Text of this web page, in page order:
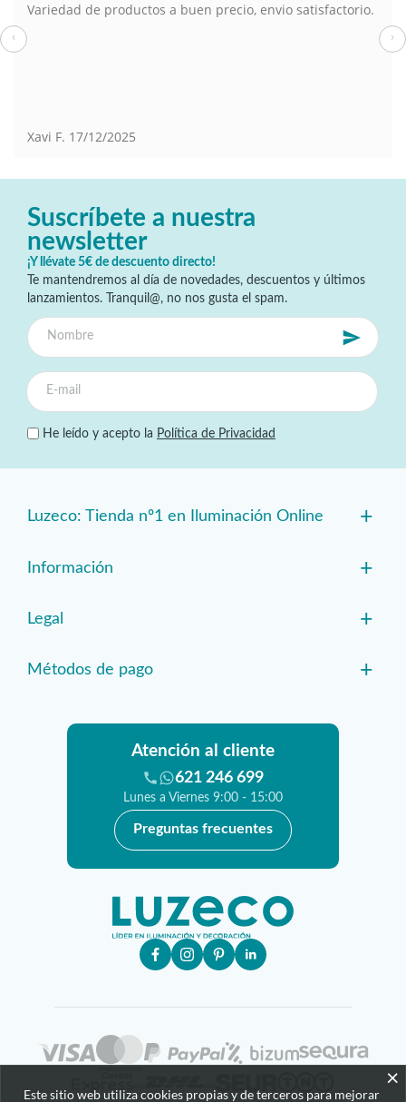
Variedad de productos a buen precio, envio satisfactorio.
Xavi F. 17/12/2025
‹ ›
Suscríbete a nuestra
newsletter
¡Y llévate 5€ de descuento directo!
Te mantendremos al día de novedades, descuentos y últimos
lanzamientos. Tranquil@, no nos gusta el spam.
He leído y acepto la Política de Privacidad
Luzeco: Tienda nº1 en Iluminación Online +
Información +
Legal +
Métodos de pago +
Atención al cliente
621 246 699
Lunes a Viernes 9:00 - 15:00
Preguntas frecuentes
×
Este sitio web utiliza cookies propias y de terceros para mejorar